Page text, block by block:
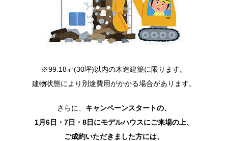
※99.18㎡(30坪)以内の木造建築に限ります。
建物状態により別途費用がかかる場合があります。
さらに、 キャンペーンスタートの、
1月6日・7日・8日にモデルハウスにご来場の上、
ご成約いただきました方には、